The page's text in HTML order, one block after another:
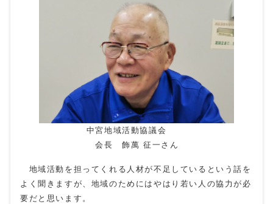
中宮地域活動協議会
会長 飾萬 征一さん
地域活動を担ってくれる人材が不足しているという話を
よく聞きますが、地域のためにはやはり若い人の協力が必
要だと思います。